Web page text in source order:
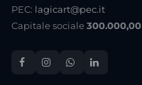
PEC: lagicart@pec.it
Capitale sociale 300.000,00